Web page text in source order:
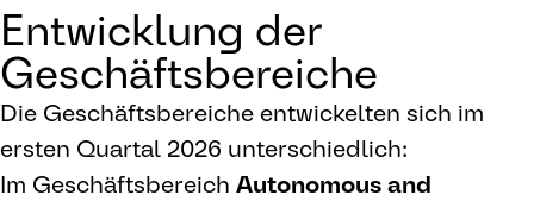
Entwicklung der
Geschäftsbereiche
Die Geschäftsbereiche entwickelten sich im
ersten Quartal 2026 unterschiedlich:
Im Geschäftsbereich Autonomous and